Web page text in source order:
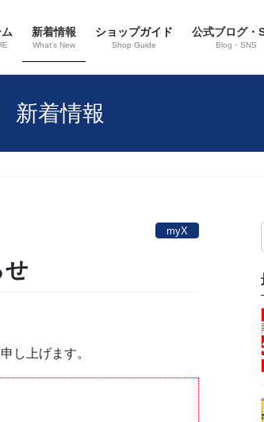
新着情報
What’s New
ショップガイド
Shop Guide
公式ブログ・
Blog・SNS
新着情報
myX
せ
し上げます。